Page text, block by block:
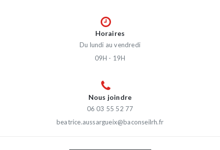
Horaires
Du lundi au vendredi
09H - 19H
Nous joindre
06 03 55 52 77
beatrice.aussargueix@baconseilrh.fr